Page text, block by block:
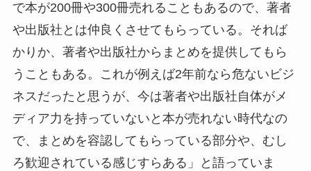
で本が200冊や300冊売れることもあるので、著者
や出版社とは仲良くさせてもらっている。それば
かりか、著者や出版社からまとめを提供してもら
うこともある。これが例えば2年前なら危ないビジ
ネスだったと思うが、今は著者や出版社自体がメ
ディア力を持っていないと本が売れない時代なの
で、まとめを容認してもらっている部分や、むし
ろ歓迎されている感じすらある」と語っていま